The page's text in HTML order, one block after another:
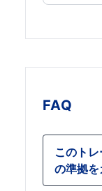
FAQ
このト
の準拠